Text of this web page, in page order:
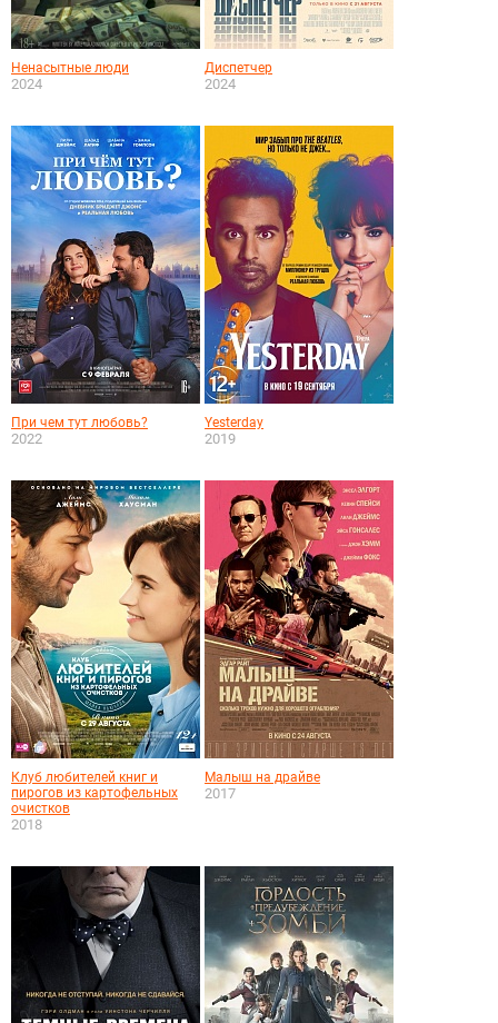
Ненасытные люди
2024
Диспетчер
2024
При чем тут любовь?
2022
Yesterday
2019
Клуб любителей книг и
пирогов из картофельных
очистков
2018
Малыш на драйве
2017